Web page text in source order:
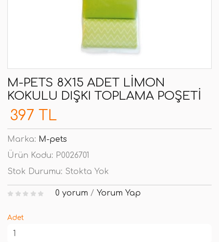
M-PETS 8X15 ADET LIMON
KOKULU DIŞKI TOPLAMA POŞETI
397 TL
Marka: M-pets
Ürün Kodu: P0026701
Stok Durumu: Stokta Yok
0 yorum / Yorum Yap
Adet